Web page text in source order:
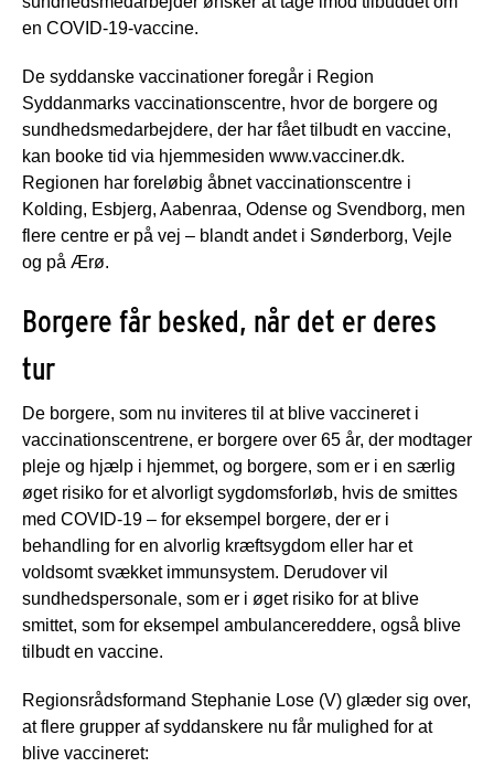
en COVID-19-vaccine.
De syddanske vaccinationer foregår i Region
Syddanmarks vaccinationscentre, hvor de borgere og
sundhedsmedarbejdere, der har fået tilbudt en vaccine,
kan booke tid via hjemmesiden www.vacciner.dk.
Regionen har foreløbig åbnet vaccinationscentre i
Kolding, Esbjerg, Aabenraa, Odense og Svendborg, men
flere centre er på vej – blandt andet i Sønderborg, Vejle
og på Ærø.
Borgere får besked, når det er deres
tur
De borgere, som nu inviteres til at blive vaccineret i
vaccinationscentrene, er borgere over 65 år, der modtager
pleje og hjælp i hjemmet, og borgere, som er i en særlig
øget risiko for et alvorligt sygdomsforløb, hvis de smittes
med COVID-19 – for eksempel borgere, der er i
behandling for en alvorlig kræftsygdom eller har et
voldsomt svækket immunsystem. Derudover vil
sundhedspersonale, som er i øget risiko for at blive
smittet, som for eksempel ambulancereddere, også blive
tilbudt en vaccine.
Regionsrådsformand Stephanie Lose (V) glæder sig over,
at flere grupper af syddanskere nu får mulighed for at
blive vaccineret: